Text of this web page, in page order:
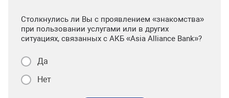
Столкнулись ли Вы с проявлением «знакомства»
при пользовании услугами или в других
ситуациях, связанных с АКБ «Asia Alliance Bank»?
Да
Нет